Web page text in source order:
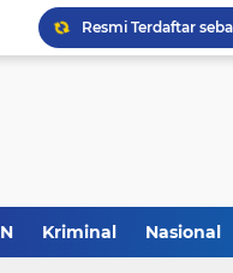
Kriminal Nasional